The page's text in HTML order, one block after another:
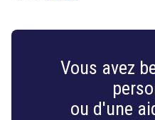
Vous avez
ou d'une